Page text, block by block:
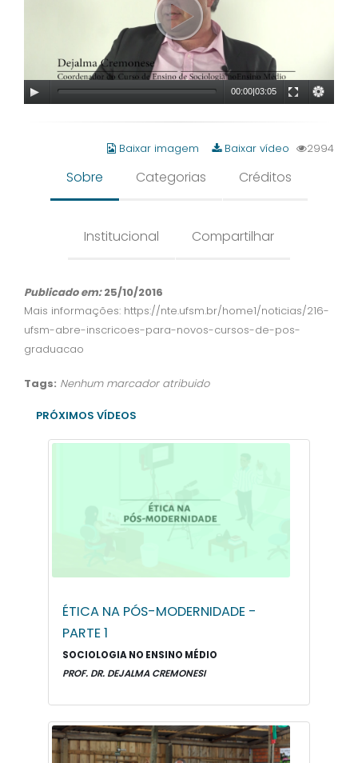
00:00|03:05
Baixar imagem Baixar vídeo 2994
Sobre Categorias Créditos
Institucional Compartilhar
Publicado em:25/10/2016
Mais informações: https://nte.ufsm.br/home1/noticias/216-
ufsm-abre-inscricoes-para-novos-cursos-de-pos-
graduacao
Tags: Nenhum marcador atribuido
PRÓXIMOS VÍDEOS
ÉTICA NA PÓS-MODERNIDADE -
PARTE 1
SOCIOLOGIA NO ENSINO MÉDIO
PROF. DR. DEJALMA CREMONESI